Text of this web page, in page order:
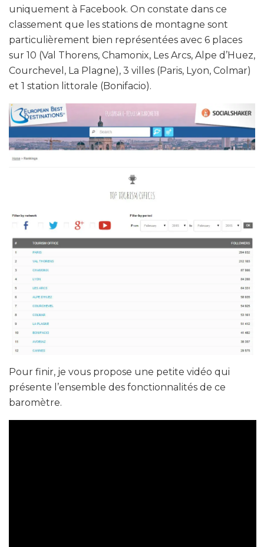
uniquement à Facebook. On constate dans ce
classement que les stations de montagne sont
particulièrement bien représentées avec 6 places
sur 10 (Val Thorens, Chamonix, Les Arcs, Alpe d’Huez,
Courchevel, La Plagne), 3 villes (Paris, Lyon, Colmar)
et 1 station littorale (Bonifacio).
Pour finir, je vous propose une petite vidéo qui
présente l’ensemble des fonctionnalités de ce
baromètre.